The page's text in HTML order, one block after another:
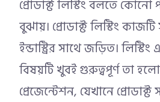
প্রোডাক্ট লিস্টিং বলতে
বুঝায়। প্রোডাক্ট লিস্টিং
ইন্ডাস্ট্রির সাথে জড়িত।
বিষয়টি খুবই গুরুত্বপূর্ণ তা হলো
প্রেজেন্টেশন, যেখানে